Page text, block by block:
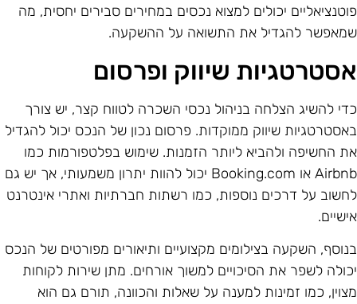
יכולים למצוא נכסים במחירים סבירים יחסית, מה
להגדיל את התשואה על ההשקעה.
שיווק ופרסום
להשיג הצלחה בניהול נכסי השכרה לטווח קצר, יש צורך
שיווק ממוקדות. פרסום נכון של הנכס יכול להגדיל
החשיפה ולהביא ליותר הזמנות. שימוש בפלטפורמות כמו
Airbnb או Booking.com יכול להוות יתרון משמעותי, אך יש גם
על דרכים נוספות, כמו רשתות חברתיות ואתרי אינטרנט
השקעה בצילומים מקצועיים ותיאורים מפורטים של הנכס
לשפר את הסיכויים למשוך אורחים. מתן שירות לקוחות
כמו זמינות למענה על שאלות והכוונה, תורם גם הוא